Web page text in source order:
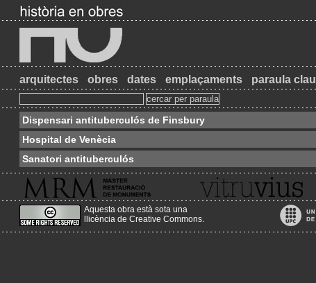
arquitectes obres dates emplaçaments paraula clau
Dispensari antituberculós de Finsbury
Hospital de Venècia
Sanatori antituberculós
Aquesta obra està sota una
llicència de Creative Commons.